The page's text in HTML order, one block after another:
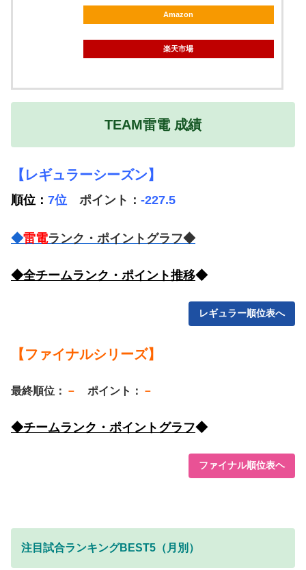
Amazon
楽天市場
TEAM雷電 成績
【レギュラーシーズン】
順位： 7位 ポイント： -227.5
◆雷電ランク・ポイントグラフ◆
◆全チームランク・ポイント推移◆
レギュラー順位表へ
【ファイナルシリーズ】
最終順位： － ポイント： －
◆チームランク・ポイントグラフ◆
ファイナル順位表ヘ
注目試合ランキングBEST5（月別）